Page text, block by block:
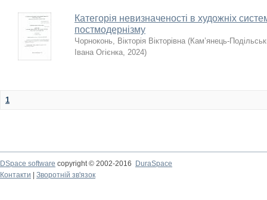
Категорія невизначеності в художніх
постмодернізму
Чорноконь, Вікторія Вікторівна (Кам’янець-
Івана Огієнка, 2024)
1
DSpace software copyright © 2002-2016
DuraSpace
Контакти
Зворотній зв'язок